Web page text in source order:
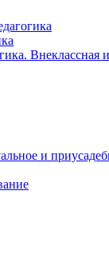
Внеклассная
и